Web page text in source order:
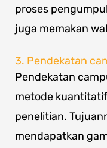
proses
juga memakan
3. Pendekatan
Pendekatan
metode
penelitian.
mendapatkan